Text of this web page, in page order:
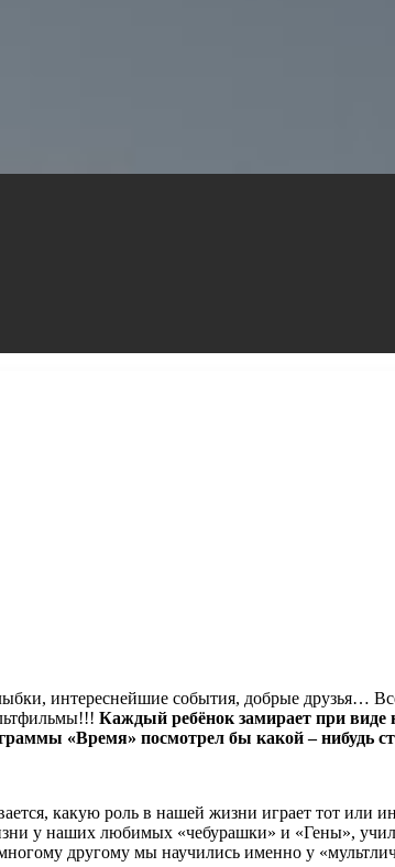
интереснейшие события, добрые друзья…
Каждый ребёнок замирает при
«Время» посмотрел бы какой – нибудь
какую роль в нашей жизни играет тот или
у наших любимых «чебурашки» и «Гены»,
другому мы научились именно у